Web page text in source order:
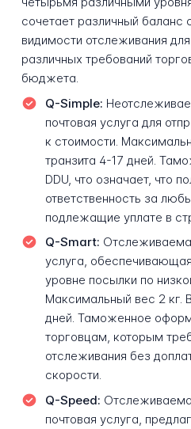
сочетает различный баланс
видимости отслеживания
различных требований
бюджета.
Q-Simple:
почтовая услуга для
к стоимости.
транзита 4-17 дней.
DDU, что означает, что
ответственность за
подлежащие уплате в
Q-Smart:
услуга,
уровне посылки по
Максимальный вес 2 кг.
дней. Таможенное
торговцам, которым
отслеживания без
скорости.
Q-Speed:
почтовая услуга,